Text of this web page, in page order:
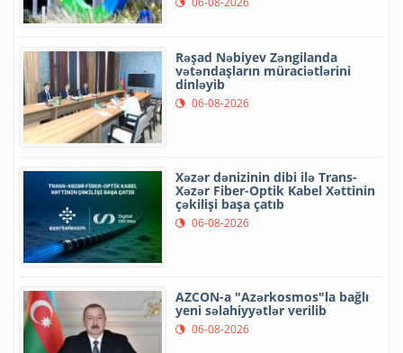
Rəşad Nəbiyev Zəngilanda
vətəndaşların müraciətlərini
dinləyib
06-08-2026
Xəzər dənizinin dibi ilə Trans-
Xəzər Fiber-Optik Kabel Xəttinin
çəkilişi başa çatıb
06-08-2026
AZCON-a "Azərkosmos"la bağlı
yeni səlahiyyətlər verilib
06-08-2026